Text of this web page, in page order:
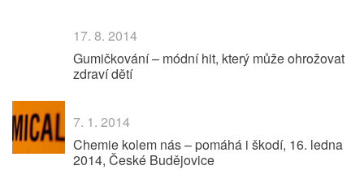
17. 8. 2014
Gumičkování – módní hit, který může ohrožovat
zdraví dětí
7. 1. 2014
Chemie kolem nás – pomáhá i škodí, 16. ledna
2014, České Budějovice